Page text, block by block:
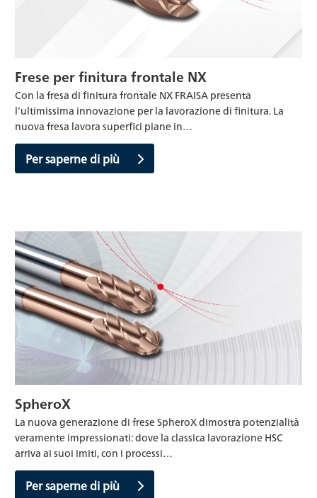
Frese per finitura frontale NX
Con la fresa di finitura frontale NX FRAISA presenta
l’ultimissima innovazione per la lavorazione di finitura. La
nuova fresa lavora superfici piane in…
Per saperne di più
SpheroX
La nuova generazione di frese SpheroX dimostra potenzialità
veramente impressionati: dove la classica lavorazione HSC
arriva ai suoi imiti, con i processi…
Per saperne di più